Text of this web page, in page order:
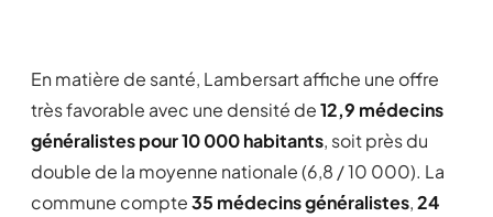
En matière de santé, Lambersart affiche une offre
très favorable avec une densité de12,9 médecins
généralistes pour 10 000 habitants, soit près du
double de la moyenne nationale (6,8 / 10 000). La
commune compte35 médecins généralistes,24